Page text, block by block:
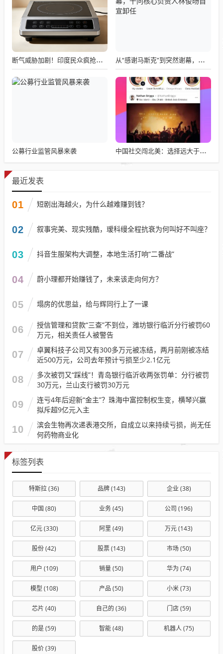
断气威胁加剧！印度民众疯抢电磁炉 制造商将从中国空运部件 从“感谢马斯克”到突然谢幕，千问核心负责人林俊旸自宣卸任
公募行业监管风暴来袭 中国社交闯北美：选择远大于努力
最近发表
01 短剧出海越火，为什么越难赚到钱？
02 叙事完美、现实残酷，瑷科缦全程抗衰为何叫好不叫座？
03 抖音生服架构大调整，本地生活打响“二番战”
04 蔚小理都开始赚钱了，未来该走向何方？
05 塌房的优思益，给与辉同行上了一课
06
授信管理和贷款“三查”不到位，潍坊银行临沂分行被罚60
万元，相关责任人被警告
07
卓翼科技子公司又有300多万元被冻结，两月前刚被冻结
近500万元，公司去年预计亏损至少2.1亿元
08
多次被罚又“踩线”！青岛银行临沂收两张罚单：分行被罚
30万元，兰山支行被罚30万元
09
连亏4年后迎新“金主”？珠海中富控制权生变，横琴兴赢
拟斥超9亿元入主
10
滨会生物再次递表港交所，自成立以来持续亏损，尚无任
何药物商业化
标签列表
特斯拉(36) 品牌(143) 企业(38)
中国 (80) 业务(45) 公司 (196)
亿元(330) 阿里 (49) 万元(143)
股份(42) 股票(143) 市场(50)
用户 (109) 销量(50) 华为 (74)
模型 (108) 产品 (50) 小米(73)
芯片 (40) 自己的 (36) 门店(59)
的是(59) 智能(48) 机器人(75)
股价(39)